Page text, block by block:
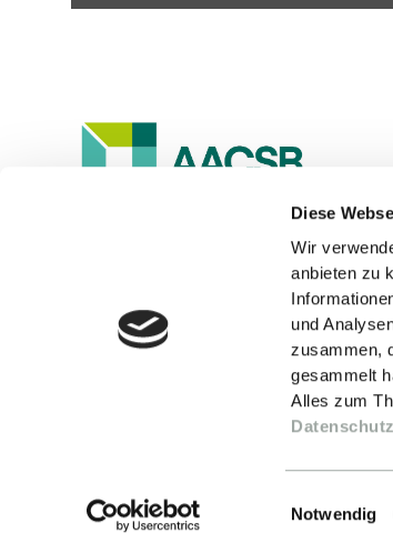
Diese
Wir
anbieten zu
und
zusammen,
gesammelt
Alles zum
Notwendig